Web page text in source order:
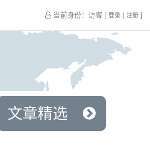
当前身份：访客 [ 登录 | 注册 ]
文章精选